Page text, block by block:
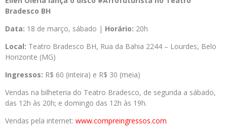
Bradesco BH
Data: 18 de março, sábado | Horário: 20h
Local: Teatro Bradesco BH, Rua da Bahia 2244 – Lourdes, Belo
Horizonte (MG)
Ingressos: R$ 60 (inteira) e R$ 30 (meia)
Vendas na bilheteria do Teatro Bradesco, de segunda a sábado,
das 12h às 20h; e domingo das 12h às 19h.
Vendas pela internet: www.compreingressos.com